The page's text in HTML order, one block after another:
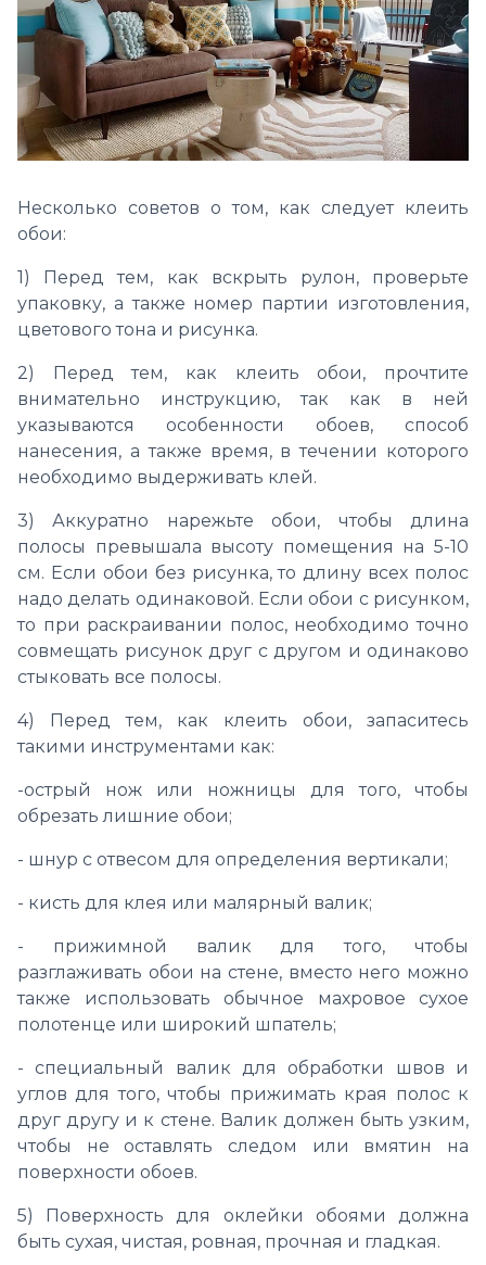
Несколько советов о том, как следует клеить
обои:
1) Перед тем, как вскрыть рулон, проверьте
упаковку, а также номер партии изготовления,
цветового тона и рисунка.
2) Перед тем, как клеить обои, прочтите
внимательно инструкцию, так как в ней
указываются особенности обоев, способ
нанесения, а также время, в течении которого
необходимо выдерживать клей.
3) Аккуратно нарежьте обои, чтобы длина
полосы превышала высоту помещения на 5-10
см. Если обои без рисунка, то длину всех полос
надо делать одинаковой. Если обои с рисунком,
то при раскраивании полос, необходимо точно
совмещать рисунок друг с другом и одинаково
стыковать все полосы.
4) Перед тем, как клеить обои, запаситесь
такими инструментами как:
-острый нож или ножницы для того, чтобы
обрезать лишние обои;
- шнур с отвесом для определения вертикали;
- кисть для клея или малярный валик;
- прижимной валик для того, чтобы
разглаживать обои на стене, вместо него можно
также использовать обычное махровое сухое
полотенце или широкий шпатель;
- специальный валик для обработки швов и
углов для того, чтобы прижимать края полос к
друг другу и к стене. Валик должен быть узким,
чтобы не оставлять следом или вмятин на
поверхности обоев.
5) Поверхность для оклейки обоями должна
быть сухая, чистая, ровная, прочная и гладкая.